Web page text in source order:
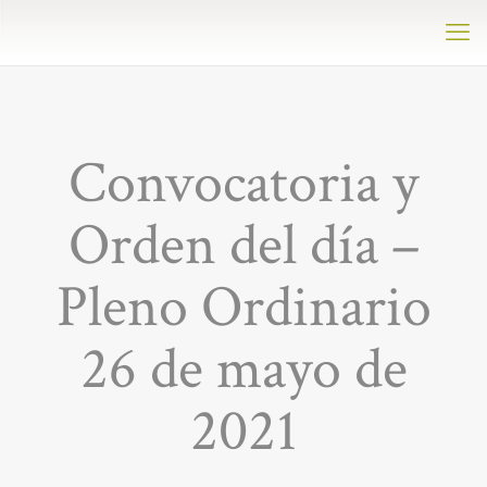
Convocatoria y
Orden del día –
Pleno Ordinario
26 de mayo de
2021